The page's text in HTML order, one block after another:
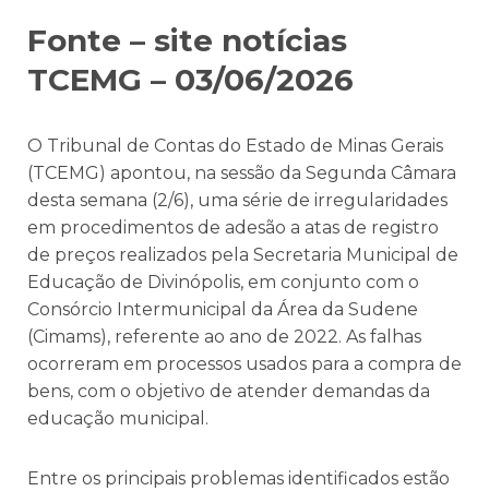
Fonte – site notícias
TCEMG – 03/06/2026
O Tribunal de Contas do Estado de Minas Gerais
(TCEMG) apontou, na sessão da Segunda Câmara
desta semana (2/6), uma série de irregularidades
em procedimentos de adesão a atas de registro
de preços realizados pela Secretaria Municipal de
Educação de Divinópolis, em conjunto com o
Consórcio Intermunicipal da Área da Sudene
(Cimams), referente ao ano de 2022. As falhas
ocorreram em processos usados para a compra de
bens, com o objetivo de atender demandas da
educação municipal.
Entre os principais problemas identificados estão